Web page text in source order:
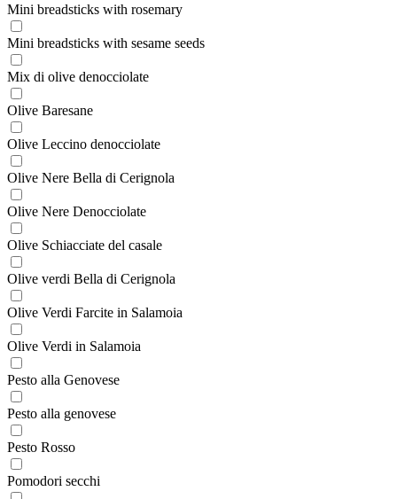
Mini breadsticks with rosemary
Mini breadsticks with sesame seeds
Mix di olive denocciolate
Olive Baresane
Olive Leccino denocciolate
Olive Nere Bella di Cerignola
Olive Nere Denocciolate
Olive Schiacciate del casale
Olive verdi Bella di Cerignola
Olive Verdi Farcite in Salamoia
Olive Verdi in Salamoia
Pesto alla Genovese
Pesto alla genovese
Pesto Rosso
Pomodori secchi